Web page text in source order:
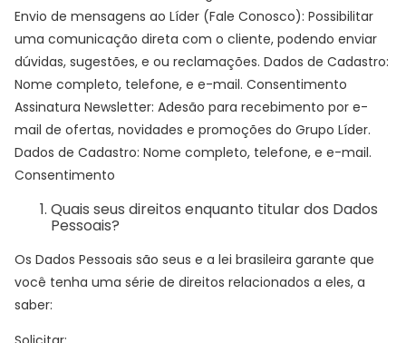
Envio de mensagens ao Líder (Fale Conosco): Possibilitar
uma comunicação direta com o cliente, podendo enviar
dúvidas, sugestões, e ou reclamações. Dados de Cadastro:
Nome completo, telefone, e e-mail. Consentimento
Assinatura Newsletter: Adesão para recebimento por e-
mail de ofertas, novidades e promoções do Grupo Líder.
Dados de Cadastro: Nome completo, telefone, e e-mail.
Consentimento
Quais seus direitos enquanto titular dos Dados
Pessoais?
Os Dados Pessoais são seus e a lei brasileira garante que
você tenha uma série de direitos relacionados a eles, a
saber: